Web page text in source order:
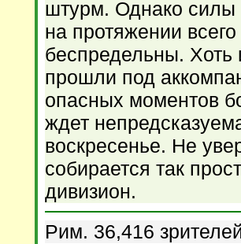
штурм. Однако силы
на протяжении
беспредельны.
прошли под
опасных моментов
ждет
воскресенье. Не
собирается так
дивизион.
Рим. 36,416